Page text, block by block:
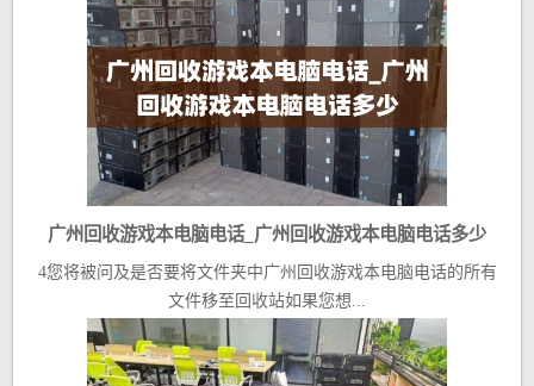
广州回收游戏本电脑电话_广州回收游戏本电脑电话多少
4您将被问及是否要将文件夹中广州回收游戏本电脑电话的所有
文件移至回收站如果您想...